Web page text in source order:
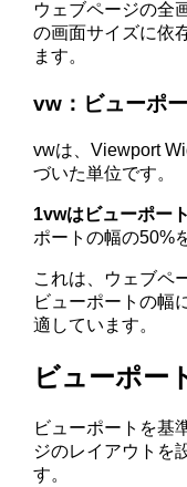
ウェブページの全
の画面サイズに依
ます。
vw：ビューポ
vwは、Viewport
づいた単位です。
1vwはビューポー
ポートの幅の50%
これは、ウェブペ
ビューポートの幅
適しています。
ビューポー
ビューポートを基
ジのレイアウトを
す。